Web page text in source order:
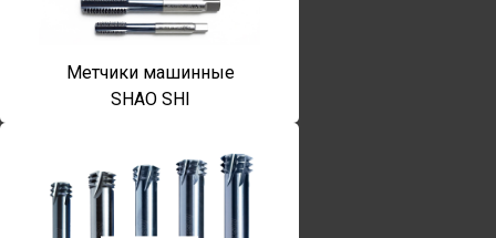
Метчики машинные
SHAO SHI